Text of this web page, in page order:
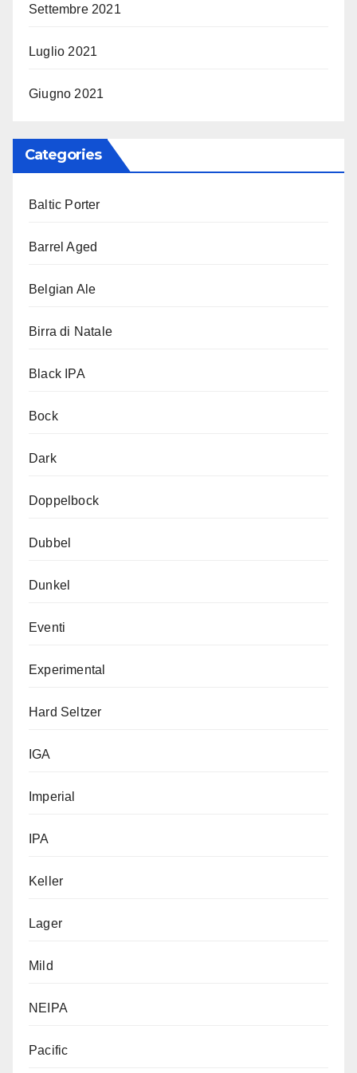
Settembre 2021
Luglio 2021
Giugno 2021
Categories
Baltic Porter
Barrel Aged
Belgian Ale
Birra di Natale
Black IPA
Bock
Dark
Doppelbock
Dubbel
Dunkel
Eventi
Experimental
Hard Seltzer
IGA
Imperial
IPA
Keller
Lager
Mild
NEIPA
Pacific